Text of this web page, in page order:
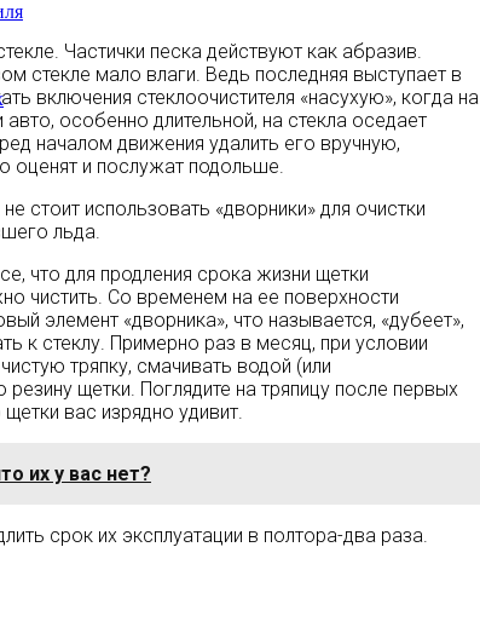
Частички песка действуют как абразив.
стекле мало влаги. Ведь последняя выступает в
включения стеклоочистителя «насухую», когда на
особенно длительной, на стекла оседает
началом движения удалить его вручную,
оценят и послужат подольше.
стоит использовать «дворники» для очистки
льда.
что для продления срока жизни щетки
чистить. Со временем на ее поверхности
элемент «дворника», что называется, «дубеет»,
к стеклу. Примерно раз в месяц, при условии
тряпку, смачивать водой (или
щетки. Поглядите на тряпицу после первых
вас изрядно удивит.
их у вас нет?
срок их эксплуатации в полтора-два раза.